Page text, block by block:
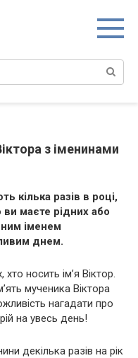
з іменинами
кілька разів в році,
маєте рідних або
іменем
днем.
носить ім’я Віктор.
мученика Віктора
нагадати про
на увесь день!
декілька разів на рік